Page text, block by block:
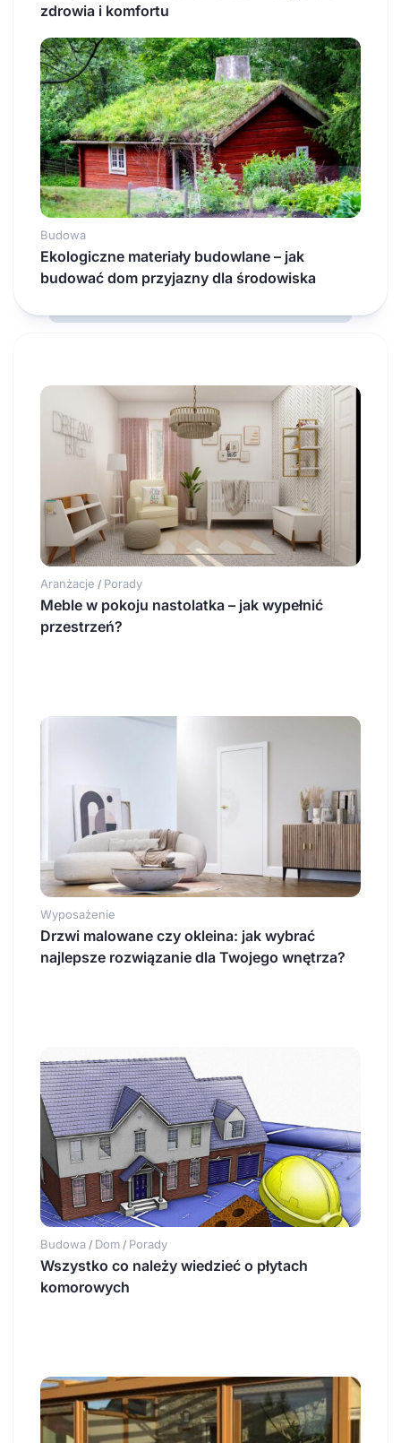
zdrowia i komfortu
Budowa
Ekologiczne materiały budowlane – jak
budować dom przyjazny dla środowiska
Aranżacje / Porady
Meble w pokoju nastolatka – jak wypełnić
przestrzeń?
Wyposażenie
Drzwi malowane czy okleina: jak wybrać
najlepsze rozwiązanie dla Twojego wnętrza?
Budowa / Dom / Porady
Wszystko co należy wiedzieć o płytach
komorowych